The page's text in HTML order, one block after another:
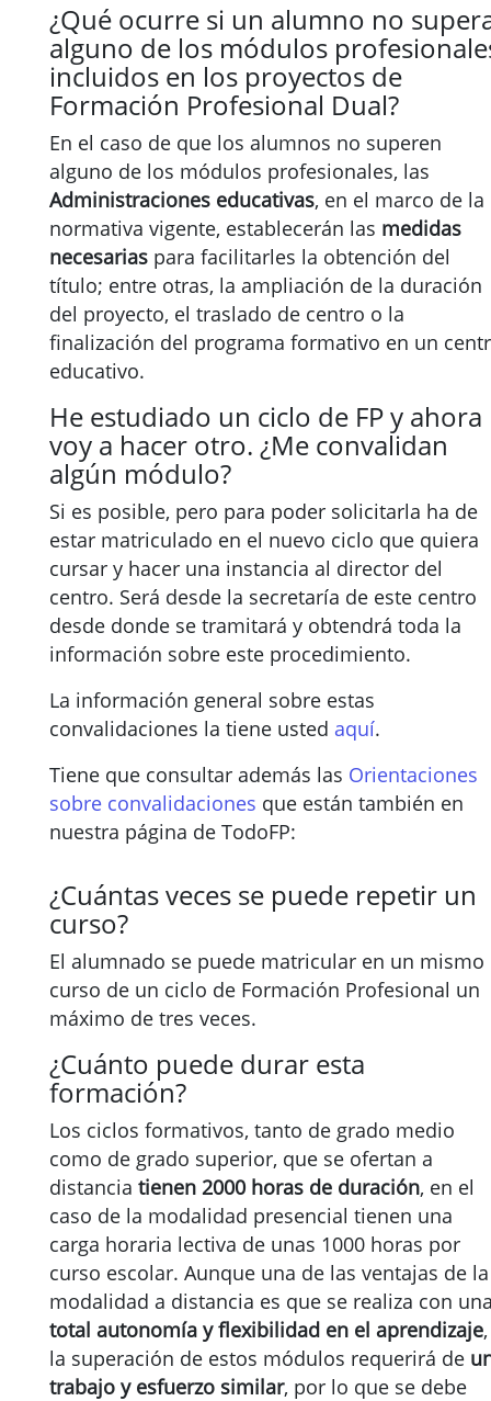
¿Qué ocurre si un alumno no
alguno de los módulos
incluidos en los proyectos de
Formación Profesional Dual?
En el caso de que los alumnos no superen
alguno de los módulos profesionales, las
Administraciones educativas, en el marco de la
normativa vigente, establecerán las medidas
necesarias para facilitarles la obtención del
título; entre otras, la ampliación de la duración
del proyecto, el traslado de centro o la
finalización del programa formativo en un
educativo.
He estudiado un ciclo de FP y ahora
voy a hacer otro. ¿Me convalidan
algún módulo?
Si es posible, pero para poder solicitarla ha de
estar matriculado en el nuevo ciclo que quiera
cursar y hacer una instancia al director del
centro. Será desde la secretaría de este centro
desde donde se tramitará y obtendrá toda la
información sobre este procedimiento.
La información general sobre estas
convalidaciones la tiene usted aquí.
Tiene que consultar además las Orientaciones
sobre convalidaciones que están también en
nuestra página de TodoFP:
¿Cuántas veces se puede repetir un
curso?
El alumnado se puede matricular en un mismo
curso de un ciclo de Formación Profesional un
máximo de tres veces.
¿Cuánto puede durar esta
formación?
Los ciclos formativos, tanto de grado medio
como de grado superior, que se ofertan a
distancia tienen 2000 horas de duración, en el
caso de la modalidad presencial tienen una
carga horaria lectiva de unas 1000 horas por
curso escolar. Aunque una de las ventajas de la
modalidad a distancia es que se realiza con
total autonomía y flexibilidad en el aprendizaje,
la superación de estos módulos requerirá de
trabajo y esfuerzo similar, por lo que se debe